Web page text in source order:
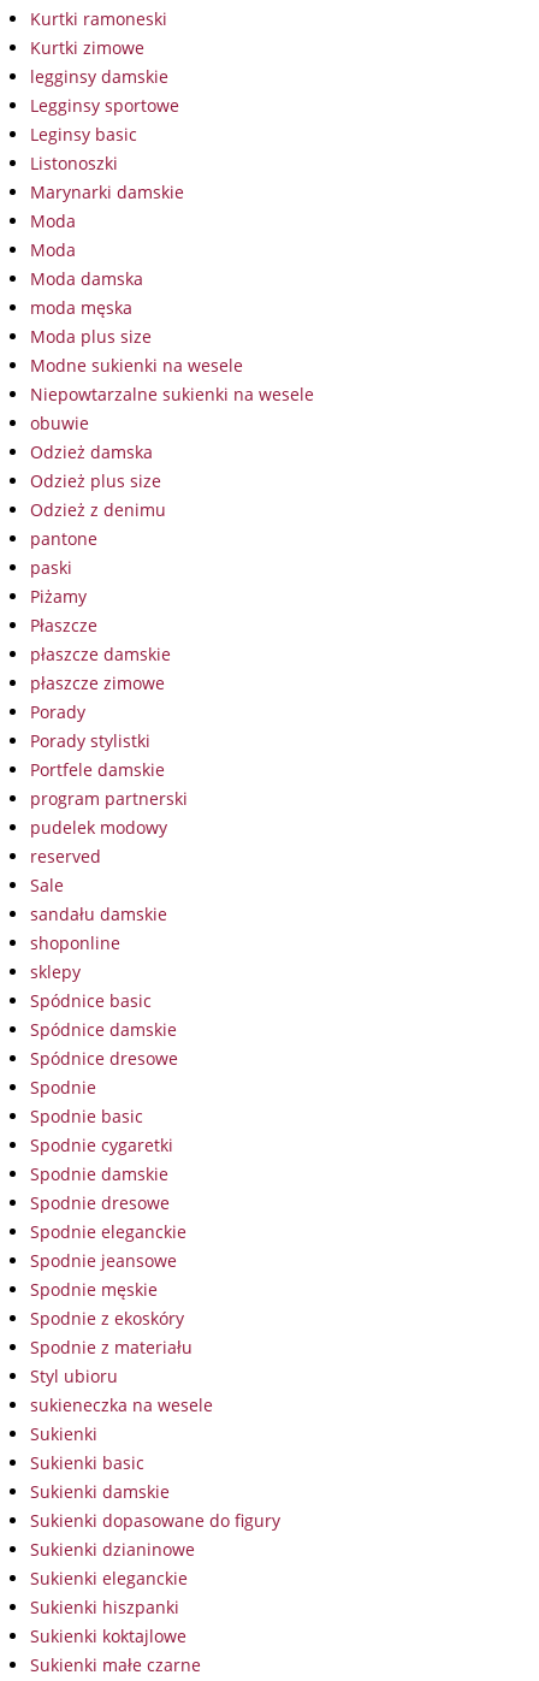
Kurtki ramoneski
Kurtki zimowe
legginsy damskie
Legginsy sportowe
Leginsy basic
Listonoszki
Marynarki damskie
Moda
Moda
Moda damska
moda męska
Moda plus size
Modne sukienki na wesele
Niepowtarzalne sukienki na wesele
obuwie
Odzież damska
Odzież plus size
Odzież z denimu
pantone
paski
Piżamy
Płaszcze
płaszcze damskie
płaszcze zimowe
Porady
Porady stylistki
Portfele damskie
program partnerski
pudelek modowy
reserved
Sale
sandału damskie
shoponline
sklepy
Spódnice basic
Spódnice damskie
Spódnice dresowe
Spodnie
Spodnie basic
Spodnie cygaretki
Spodnie damskie
Spodnie dresowe
Spodnie eleganckie
Spodnie jeansowe
Spodnie męskie
Spodnie z ekoskóry
Spodnie z materiału
Styl ubioru
sukieneczka na wesele
Sukienki
Sukienki basic
Sukienki damskie
Sukienki dopasowane do figury
Sukienki dzianinowe
Sukienki eleganckie
Sukienki hiszpanki
Sukienki koktajlowe
Sukienki małe czarne